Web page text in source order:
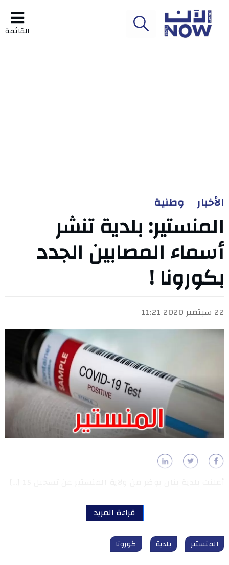
القائمة
الأخبار وطنية
المنستير: بلدية تنشر
أسماء المصابين الجدد
بكورونا !
22 سبتمبر 2020 11:21
قراءة المزيد
المنستير بلدية كورونا